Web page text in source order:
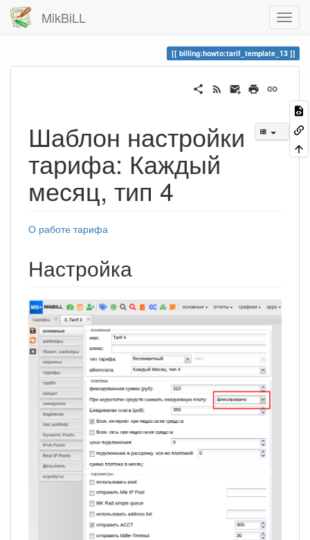
MikBiLL
billing:howto:tarif_template_13
Шаблон настройки
тарифа: Каждый
месяц, тип 4
О работе тарифа
Настройка